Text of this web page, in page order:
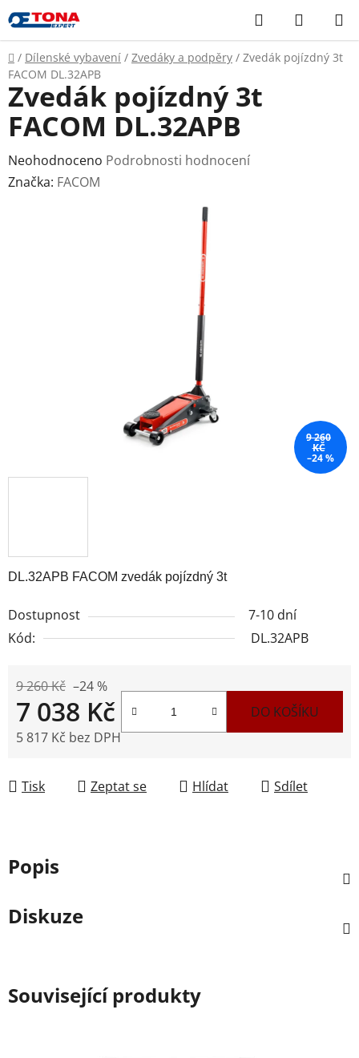
Přejít
na
obsah
Hledat
KOŠÍK
Domů
/ Dílenské vybavení / Zvedáky a podpěry / Zvedák pojízdný 3t
FACOM DL.32APB
DL.32APB FACOM zvedák pojízdný 3t
Dostupnost
7-10 dní
Kód:
DL.32APB
9 260 Kč –24 %
7 038 Kč
5 817 Kč bez DPH
DO KOŠÍKU
Tisk Zeptat se Hlídat Sdílet
Zvedák pojízdný 3t
FACOM DL.32APB
Průměrné
hodnocení
Neohodnoceno Podrobnosti hodnocení
Značka: FACOM
9 260
KČ
–24 %
Popis
Diskuze
Související produkty